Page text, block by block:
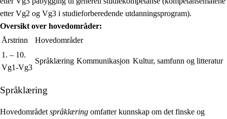
etter Vg2 og Vg3 i studieforberedende utdanningsprogram).
Oversikt over hovedområder:
Årstrinn
Hovedområder
1. – 10.
Vg1-Vg3
Språklæring Kommunikasjon Kultur, samfunn og litteratur
Språklæring
Hovedområdet språklæring omfatter kunnskap om det finske og